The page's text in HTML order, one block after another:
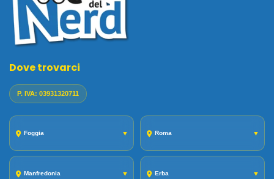
Dove trovarci
P. IVA: 03931320711
Foggia ▼ Roma ▼
Manfredonia ▼ Erba ▼